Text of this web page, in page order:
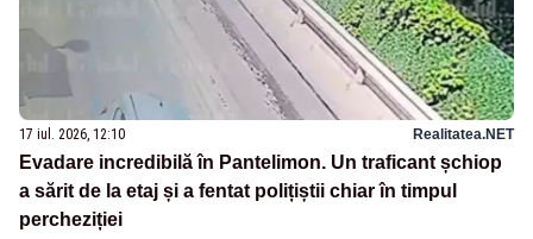
17 iul. 2026, 12:10 Realitatea.NET
Evadare incredibilă în Pantelimon. Un traficant șchiop
a sărit de la etaj și a fentat polițiștii chiar în timpul
percheziției